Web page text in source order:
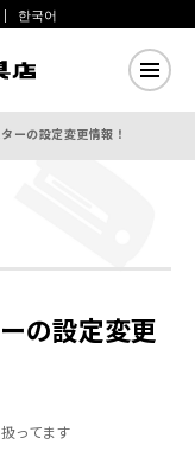
한국어
ーの設定変更情報！
の設定変更
ってます